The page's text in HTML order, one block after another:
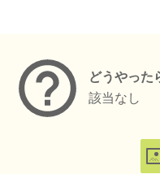
どうやった
該当なし